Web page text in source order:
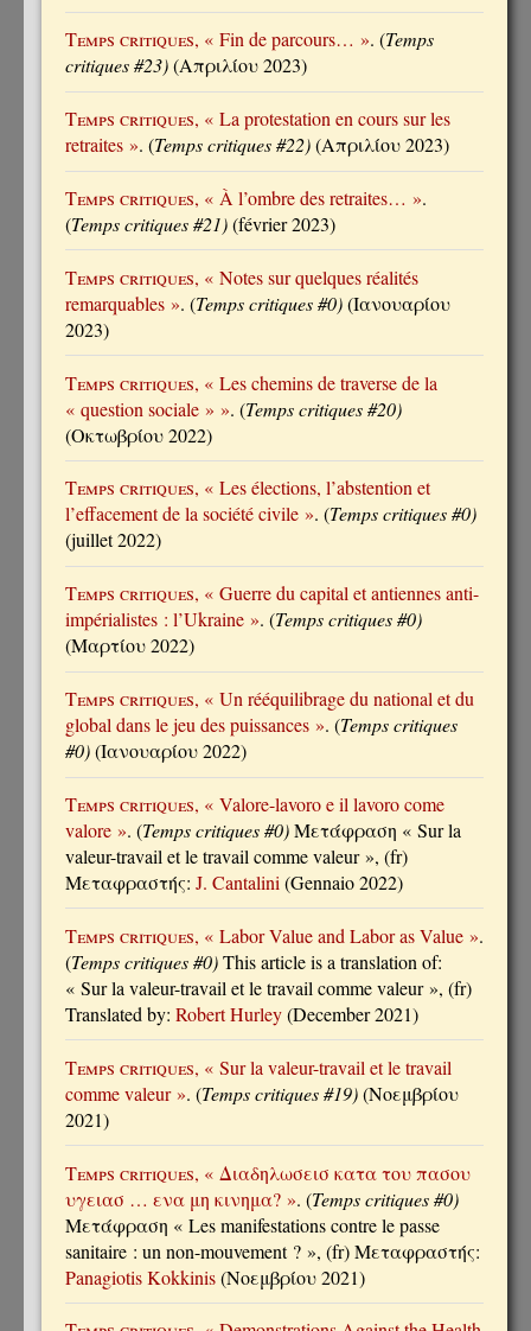
Temps critiques, « Fin de parcours… ». (Temps
critiques #23)(Απριλίου 2023)
Temps critiques, « La protestation en cours sur les
retraites ». (Temps critiques #22)(Απριλίου 2023)
Temps critiques, « À l’ombre des retraites… ».
(Temps critiques #21)(février 2023)
Temps critiques, « Notes sur quelques réalités
remarquables ». (Temps critiques #0)(Ιανουαρίου
2023)
Temps critiques, « Les chemins de traverse de la
« question sociale » ». (Temps critiques #20)
(Οκτωβρίου 2022)
Temps critiques, « Les élections, l’abstention et
l’effacement de la société civile ». (Temps critiques #0)
(juillet 2022)
Temps critiques, « Guerre du capital et antiennes anti-
impérialistes : l’Ukraine ». (Temps critiques #0)
(Μαρτίου 2022)
Temps critiques, « Un rééquilibrage du national et du
global dans le jeu des puissances ». (Temps critiques
#0)(Ιανουαρίου 2022)
Temps critiques, « Valore-lavoro e il lavoro come
valore ». (Temps critiques #0)Μετάφραση « Sur la
valeur-travail et le travail comme valeur », (fr)
Μεταφραστής: J. Cantalini (Gennaio 2022)
Temps critiques, « Labor Value and Labor as Value ».
(Temps critiques #0)This article is a translation of:
« Sur la valeur-travail et le travail comme valeur », (fr)
Translated by: Robert Hurley(December 2021)
Temps critiques, « Sur la valeur-travail et le travail
comme valeur ». (Temps critiques #19)(Νοεμβρίου
2021)
Temps critiques, « Διαδηλωσεισ κατα του πασου
υγειασ … ενα μη κινημα? ». (Temps critiques #0)
Μετάφραση « Les manifestations contre le passe
sanitaire : un non-mouvement ? », (fr) Μεταφραστής:
Panagiotis Kokkinis(Νοεμβρίου 2021)